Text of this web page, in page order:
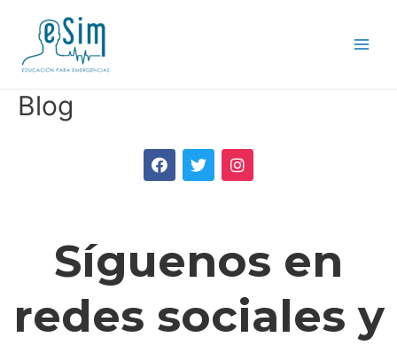
Blog
Síguenos en
redes sociales y